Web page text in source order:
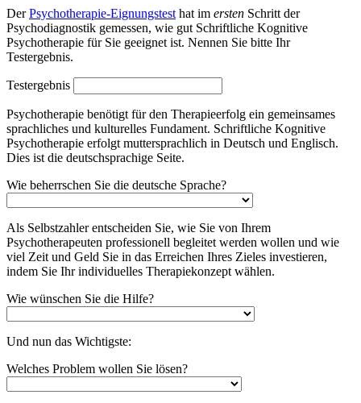
DerPsychotherapie-Eignungstest hat im ersten Schritt der
Psychodiagnostik gemessen, wie gut Schriftliche Kognitive
Psychotherapie für Sie geeignet ist. Nennen Sie bitte Ihr
Testergebnis.
Testergebnis
Psychotherapie benötigt für den Therapieerfolg ein gemeinsames
sprachliches und kulturelles Fundament. Schriftliche Kognitive
Psychotherapie erfolgt muttersprachlich in Deutsch und Englisch.
Dies ist die deutschsprachige Seite.
Wie beherrschen Sie die deutsche Sprache?
Als Selbstzahler entscheiden Sie, wie Sie von Ihrem
Psychotherapeuten professionell begleitet werden wollen und wie
viel Zeit und Geld Sie in das Erreichen Ihres Zieles investieren,
indem Sie Ihr individuelles Therapiekonzept wählen.
Wie wünschen Sie die Hilfe?
Und nun das Wichtigste:
Welches Problem wollen Sie lösen?